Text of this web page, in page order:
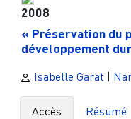
2008
« Préservation du
développement
Isabelle Garat
Accès Résumé